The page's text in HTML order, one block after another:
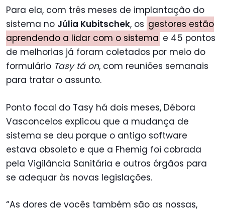
Para ela, com três meses de implantação do
sistema no Júlia Kubitschek, os gestores estão
aprendendo a lidar com o sistema e 45 pontos
de melhorias já foram coletados por meio do
formulário Tasy tá on, com reuniões semanais
para tratar o assunto.
Ponto focal do Tasy há dois meses, Débora
Vasconcelos explicou que a mudança de
sistema se deu porque o antigo software
estava obsoleto e que a Fhemig foi cobrada
pela Vigilância Sanitária e outros órgãos para
se adequar às novas legislações.
“As dores de vocês também são as nossas,